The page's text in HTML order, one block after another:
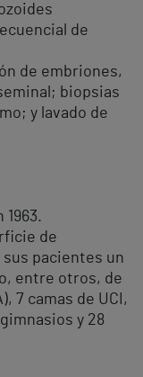
de
de embriones,
biopsias
y lavado de
de
sus pacientes un
entre otros, de
7 camas de UCI,
y 28